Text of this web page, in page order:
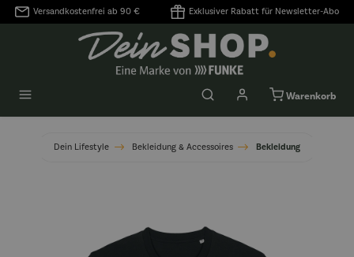
springen
Versandkostenfrei ab 90 € Exklusiver Rabatt für Newsletter-Abo
Warenkorb
Dein Lifestyle Bekleidung & Accessoires Bekleidung